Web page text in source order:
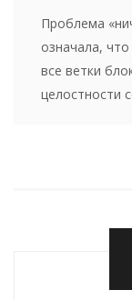
Проблема
означала,
все ветки
целостности